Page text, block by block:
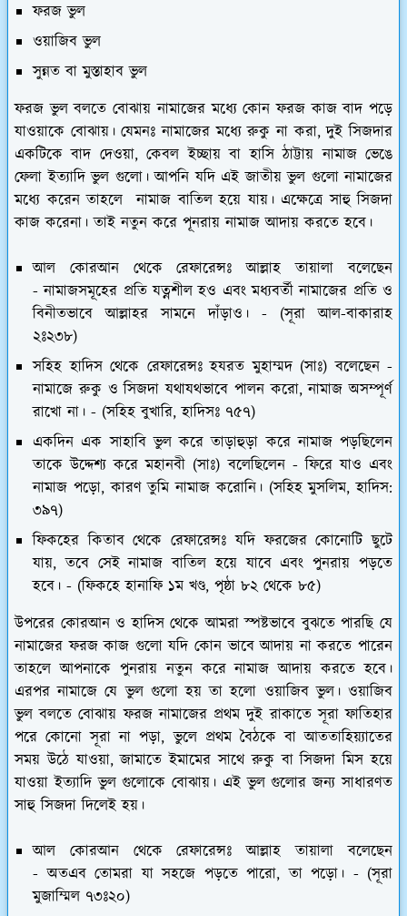
ফরজ ভুল
ওয়াজিব ভুল
সুন্নত বা মুস্তাহাব ভুল
ফরজ ভুল বলতে বোঝায় নামাজের মধ্যে কোন ফরজ কাজ বাদ পড়ে
যাওয়াকে বোঝায়। যেমনঃ নামাজের মধ্যে রুকু না করা, দুই সিজদার
একটিকে বাদ দেওয়া, কেবল ইচ্ছায় বা হাসি ঠাট্টায় নামাজ ভেঙে
ফেলা ইত্যাদি ভুল গুলো। আপনি যদি এই জাতীয় ভুল গুলো নামাজের
মধ্যে করেন তাহলে নামাজ বাতিল হয়ে যায়। এক্ষেত্রে সাহু সিজদা
কাজ করেনা। তাই নতুন করে পূনরায় নামাজ আদায় করতে হবে।
আল কোরআন থেকে রেফারেন্সঃ আল্লাহ তায়ালা বলেছেন
- নামাজসমূহের প্রতি যত্নশীল হও এবং মধ্যবর্তী নামাজের প্রতি ও
বিনীতভাবে আল্লাহর সামনে দাঁড়াও। - (সূরা আল-বাকারাহ
২ঃ২৩৮)
সহিহ হাদিস থেকে রেফারেন্সঃ হযরত মুহাম্মদ (সাঃ) বলেছেন -
নামাজে রুকু ও সিজদা যথাযথভাবে পালন করো, নামাজ অসম্পূর্ণ
রাখো না। - (সহিহ বুখারি, হাদিসঃ ৭৫৭)
একদিন এক সাহাবি ভুল করে তাড়াহুড়া করে নামাজ পড়ছিলেন
তাকে উদ্দেশ্য করে মহানবী (সাঃ) বলেছিলেন - ফিরে যাও এবং
নামাজ পড়ো, কারণ তুমি নামাজ করোনি। (সহিহ মুসলিম, হাদিস:
৩৯৭)
ফিকহের কিতাব থেকে রেফারেন্সঃ যদি ফরজের কোনোটি ছুটে
যায়, তবে সেই নামাজ বাতিল হয়ে যাবে এবং পুনরায় পড়তে
হবে। - (ফিকহে হানাফি ১ম খণ্ড, পৃষ্ঠা ৮২ থেকে ৮৫)
উপরের কোরআন ও হাদিস থেকে আমরা স্পষ্টভাবে বুঝতে পারছি যে
নামাজের ফরজ কাজ গুলো যদি কোন ভাবে আদায় না করতে পারেন
তাহলে আপনাকে পুনরায় নতুন করে নামাজ আদায় করতে হবে।
এরপর নামাজে যে ভুল গুলো হয় তা হলো ওয়াজিব ভুল। ওয়াজিব
ভুল বলতে বোঝায় ফরজ নামাজের প্রথম দুই রাকাতে সূরা ফাতিহার
পরে কোনো সূরা না পড়া, ভুলে প্রথম বৈঠকে বা আততাহিয়্যাতের
সময় উঠে যাওয়া, জামাতে ইমামের সাথে রুকু বা সিজদা মিস হয়ে
যাওয়া ইত্যাদি ভুল গুলোকে বোঝায়। এই ভুল গুলোর জন্য সাধারণত
সাহু সিজদা দিলেই হয়।
আল কোরআন থেকে রেফারেন্সঃ আল্লাহ তায়ালা বলেছেন
- অতএব তোমরা যা সহজে পড়তে পারো, তা পড়ো। - (সূরা
মুজাম্মিল ৭৩ঃ২০)